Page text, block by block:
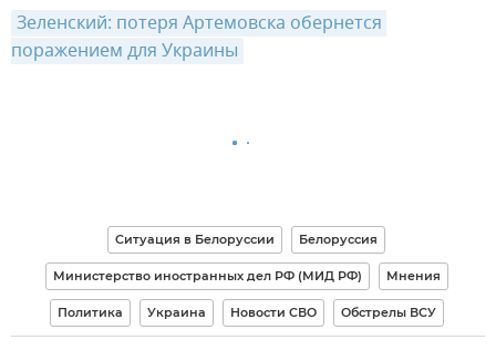
Зеленский: потеря Артемовска обернется
поражением для Украины
Ситуация в Белоруссии Белоруссия
Министерство иностранных дел РФ (МИД РФ) Мнения
Политика Украина Новости СВО Обстрелы ВСУ